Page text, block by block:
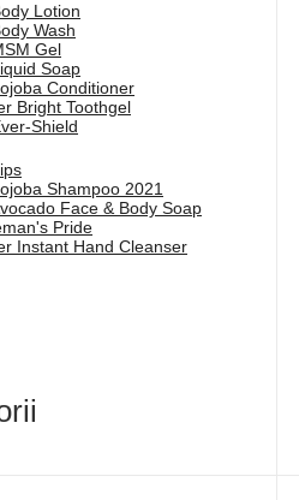
Lotion
Wash
Gel
Soap
Conditioner
Bright Toothgel
Shield
Shampoo 2021
Face & Body Soap
Pride
Instant Hand Cleanser